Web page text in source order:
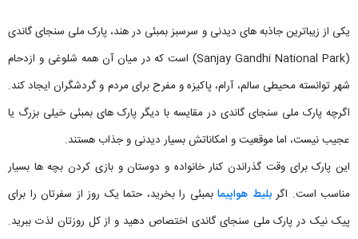
یکی از زیباترین جاذبه های دیدنی و سرسبز بمبئی در هند، پارک ملی سنجای گاندی
(Sanjay Gandhi National Park) است که در میان آن همه شلوغی و ازدحام
شهر توانسته محیطی سالم، آرام، پاکیزه و مفرح برای مردم و گردشگران ایجاد کند.
اگرچه پارک ملی سنجای گاندی در مقایسه با دیگر پارک های بمبئی خیلی بزرگ یا
عجیب نیست، اما موقعیت و امکاناتش بسیار دیدنی و جذاب هستند.
این پارک برای وقت گذراندن کنار خانواده و دوستان و بازی کردن بچه ها بسیار
مناسب است. اگربلیط هواپیما بمبئی را بخرید، حتما یک روز از سفرتان را برای
پیک نیک در پارک ملی سنجای گاندی اختصاص دهید و از کل روزتان لذت ببرید.